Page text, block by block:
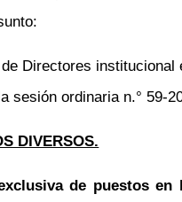
Directores institucional
sesión ordinaria n.° 59-
DIVERSOS.
de puestos